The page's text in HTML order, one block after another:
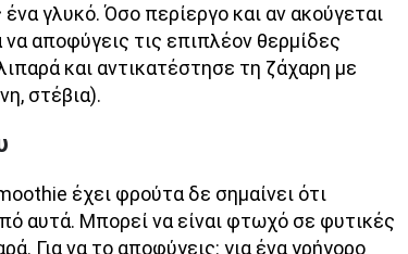
γλυκό. Όσο περίεργο και αν ακούγεται
να αποφύγεις τις επιπλέον θερμίδες
και αντικατέστησε τη ζάχαρη με
στέβια).
έχει φρούτα δε σημαίνει ότι
αυτά. Μπορεί να είναι φτωχό σε φυτικές
Για να το αποφύγεις: για ένα γρήγορο